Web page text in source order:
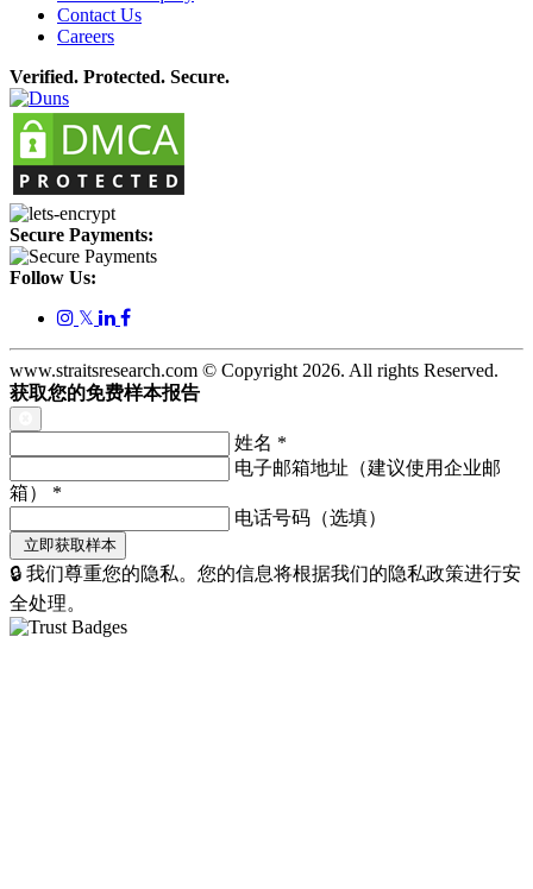
Contact Us
Careers
Verified. Protected. Secure.
Secure Payments:
Follow Us:
𝕏
www.straitsresearch.com © Copyright 2026. All rights Reserved.
获取您的免费样本报告
姓名 *
电子邮箱地址（建议使用企业邮
箱） *
电话号码（选填）
🔒 我们尊重您的隐私。您的信息将根据我们的隐私政策进行安
全处理。